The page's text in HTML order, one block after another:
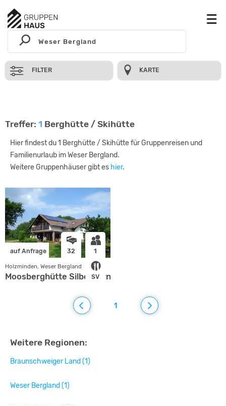
FILTER KARTE
Treffer: 1 Berghütte / Skihütte
Hier findest du 1 Berghütte / Skihütte für Gruppenreisen und
Familienurlaub im Weser Bergland.
Weitere Gruppenhäuser gibt es hier.
auf Anfrage 32 1
SV
Holzminden, Weser Bergland
Moosberghütte Silberborn
1
Weitere Regionen:
Braunschweiger Land (1)
Weser Bergland (1)